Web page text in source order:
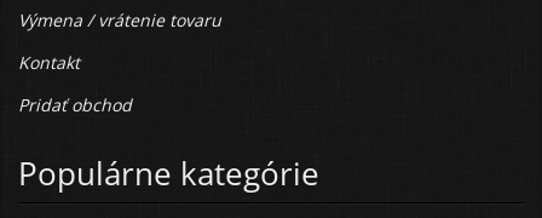
Výmena / vrátenie tovaru
Kontakt
Pridať obchod
Populárne kategórie